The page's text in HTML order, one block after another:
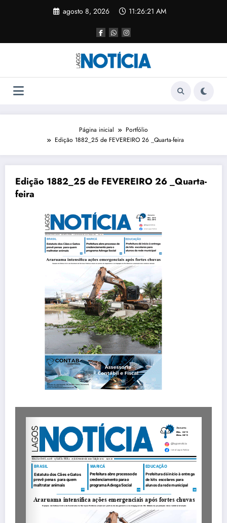
agosto 8, 2026 11:26:21 AM
Página inicial
Portfólio
Edição 1882_25 de FEVEREIRO 26 _Quarta-feira
Edição 1882_25 de FEVEREIRO 26 _Quarta-
feira